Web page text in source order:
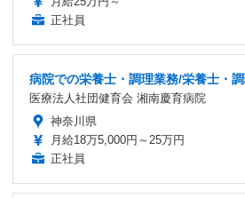
正社員
病院での栄養士・調理業務/栄養士・
医療法人社団健育会 湘南慶育病院
神奈川県
月給18万5,000円～25万円
正社員